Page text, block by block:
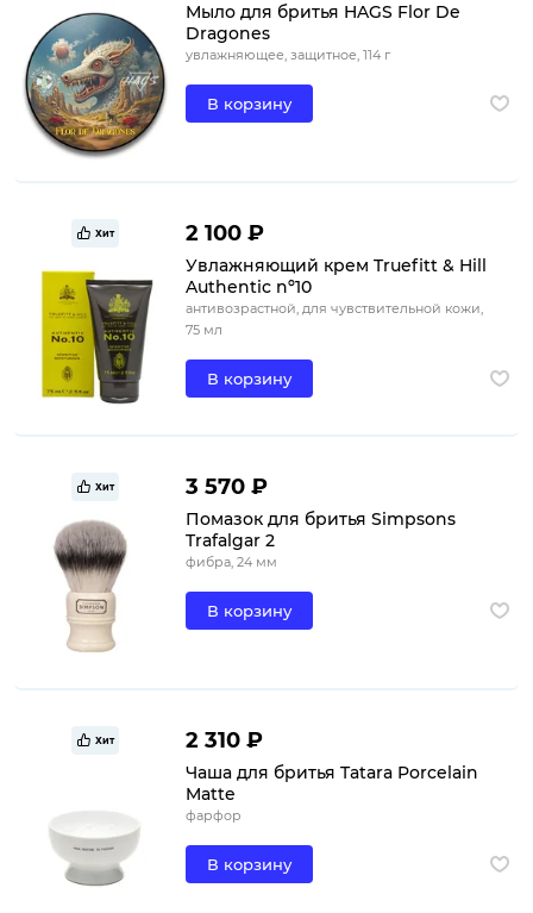
Мыло для бритья HAGS Flor De
Dragones
увлажняющее, защитное, 114 г
В корзину
Хит 2 100 ₽
Увлажняющий крем Truefitt & Hill
Authentic nº10
антивозрастной, для чувствительной кожи,
75 мл
В корзину
Хит 3 570 ₽
Помазок для бритья Simpsons
Trafalgar 2
фибра, 24 мм
В корзину
Хит 2 310 ₽
Чаша для бритья Tatara Porcelain
Matte
фарфор
В корзину